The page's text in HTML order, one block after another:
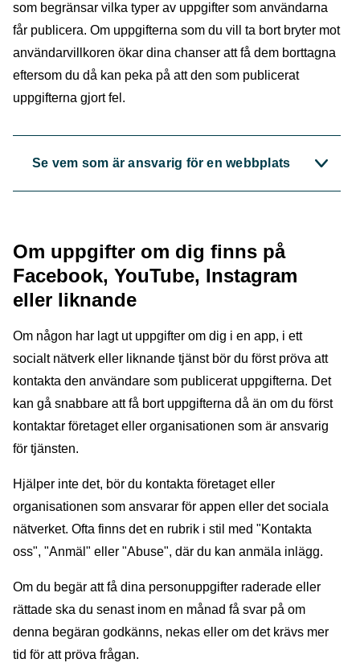
som begränsar vilka typer av uppgifter som användarna
får publicera. Om uppgifterna som du vill ta bort bryter mot
användarvillkoren ökar dina chanser att få dem borttagna
eftersom du då kan peka på att den som publicerat
uppgifterna gjort fel.
Se vem som är ansvarig för en webbplats
Om uppgifter om dig finns på
Facebook, YouTube, Instagram
eller liknande
Om någon har lagt ut uppgifter om dig i en app, i ett
socialt nätverk eller liknande tjänst bör du först pröva att
kontakta den användare som publicerat uppgifterna. Det
kan gå snabbare att få bort uppgifterna då än om du först
kontaktar företaget eller organisationen som är ansvarig
för tjänsten.
Hjälper inte det, bör du kontakta företaget eller
organisationen som ansvarar för appen eller det sociala
nätverket. Ofta finns det en rubrik i stil med "Kontakta
oss", "Anmäl" eller "Abuse", där du kan anmäla inlägg.
Om du begär att få dina personuppgifter raderade eller
rättade ska du senast inom en månad få svar på om
denna begäran godkänns, nekas eller om det krävs mer
tid för att pröva frågan.